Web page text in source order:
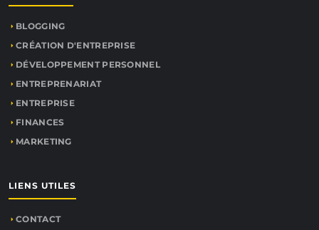
BLOGGING
CRÉATION D'ENTREPRISE
DÉVELOPPEMENT PERSONNEL
ENTREPRENARIAT
ENTREPRISE
FINANCES
MARKETING
LIENS UTILES
CONTACT